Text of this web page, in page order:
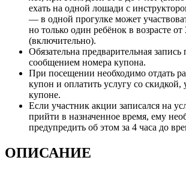
ехать на одной лошади с
— в одной прогулке может
но только один ребёнок в возрасте от
(включительно).
Обязательна предварительная запись
сообщением номера купона.
При посещении необходимо отдать
купон и оплатить услугу со скидкой,
купоне.
Если участник акции записался на
прийти в назначенное время, ему
предупредить об этом за 4 часа до
ОПИСАНИЕ